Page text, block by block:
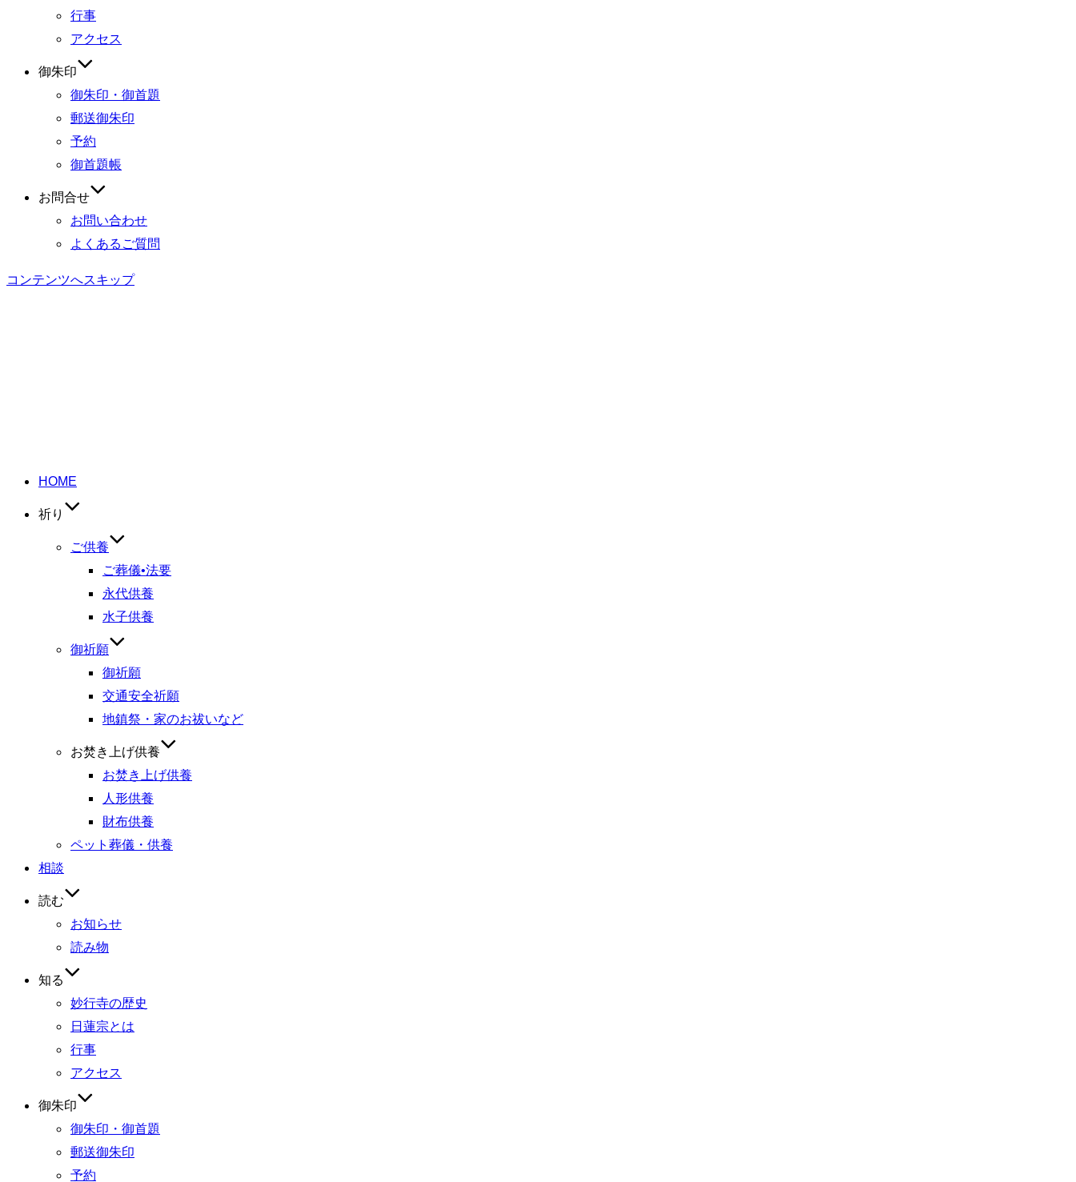
行事
アクセス
御朱印
御朱印・御首題
郵送御朱印
予約
御首題帳
お問合せ
お問い合わせ
よくあるご質問
コンテンツへスキップ
HOME
祈り
ご供養
ご葬儀•法要
永代供養
水子供養
御祈願
御祈願
交通安全祈願
地鎮祭・家のお祓いなど
お焚き上げ供養
お焚き上げ供養
人形供養
財布供養
ペット葬儀・供養
相談
読む
お知らせ
読み物
知る
妙行寺の歴史
日蓮宗とは
行事
アクセス
御朱印
御朱印・御首題
郵送御朱印
予約